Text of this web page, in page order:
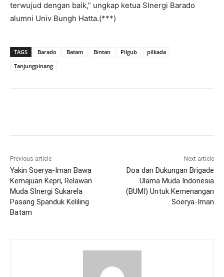
terwujud dengan baik,” ungkap ketua SInergi Barado
alumni Univ Bungh Hatta.(***)
TAGS Barado Batam Bintan Pilgub
pilkada
Tanjungpinang
Previous article
Yakin Soerya-Iman Bawa
Kemajuan Kepri, Relawan
Muda SInergi Sukarela
Pasang Spanduk Keliling
Batam
Next article
Doa dan Dukungan Brigade
Ulama Muda Indonesia
(BUMI) Untuk Kemenangan
Soerya-Iman